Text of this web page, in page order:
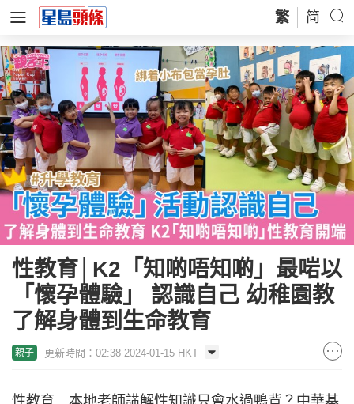
繁 简
性教育│K2「知啲唔知啲」最啱以
「懷孕體驗」 認識自己 幼稚園教
了解身體到生命教育
親子 更新時間：02:38 2024-01-15 HKT
性教育︳本地老師講解性知識只會水過鴨背？中華基